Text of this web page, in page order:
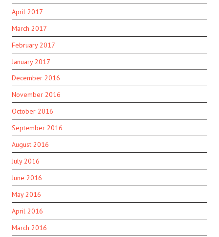
April 2017
March 2017
February 2017
January 2017
December 2016
November 2016
October 2016
September 2016
August 2016
July 2016
June 2016
May 2016
April 2016
March 2016